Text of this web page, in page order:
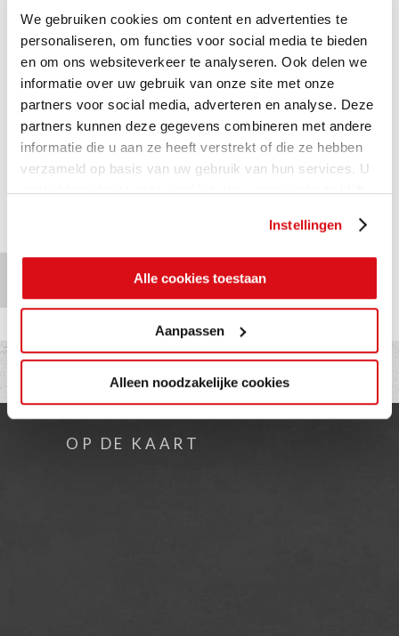
We gebruiken cookies om content en advertenties te
personaliseren, om functies voor social media te bieden
en om ons websiteverkeer te analyseren. Ook delen we
informatie over uw gebruik van onze site met onze
partners voor social media, adverteren en analyse. Deze
partners kunnen deze gegevens combineren met andere
informatie die u aan ze heeft verstrekt of die ze hebben
verzameld op basis van uw gebruik van hun services. U
gaat akkoord met onze cookies als u onze website blijft
Instellingen
Alle cookies toestaan
Aanpassen
Alleen noodzakelijke cookies
MEER OVER ONZE
OVERZICHT
OP DE KAART